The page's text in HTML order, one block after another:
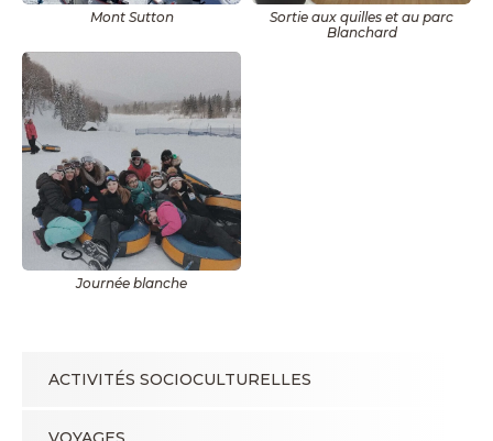
Mont Sutton
Sortie aux quilles et au parc
Blanchard
Journée blanche
ACTIVITÉS SOCIOCULTURELLES